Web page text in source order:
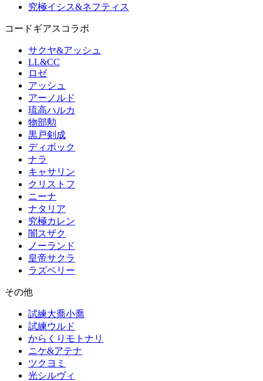
究極イシス&ネフティス
コードギアスコラボ
サクヤ&アッシュ
LL&CC
ロゼ
アッシュ
アーノルド
琉高ハルカ
物部勲
黒戸剣成
ディボック
ナラ
キャサリン
クリストフ
ニーナ
ナタリア
究極カレン
闇スザク
ノーランド
皇帝サクラ
ラズベリー
その他
試練大喬小喬
試練ウルド
からくりモトナリ
ニケ&アテナ
ツクヨミ
光シルヴィ